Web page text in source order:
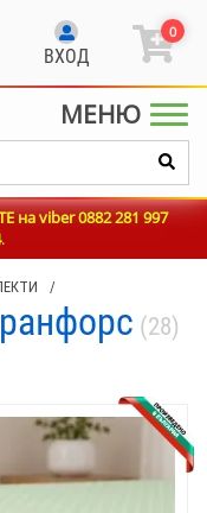
ВХОД
0
МЕНЮ
на viber 0882 281 997
.
/
(28)